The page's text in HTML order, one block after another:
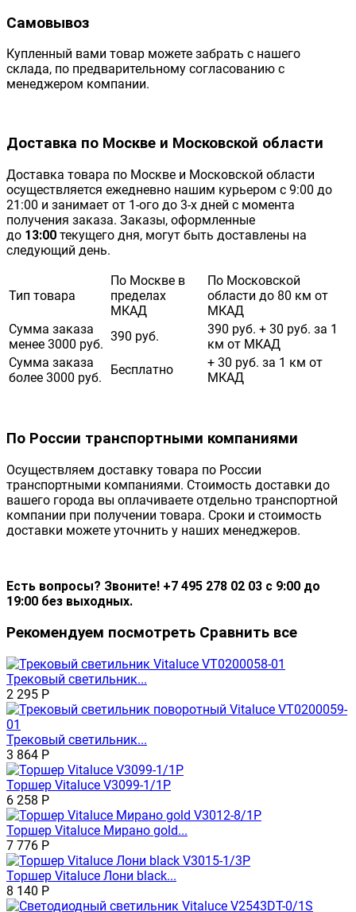
Самовывоз
Купленный вами товар можете забрать с нашего
склада, по предварительному согласованию с
менеджером компании.
Доставка по Москве и Московской области
Доставка товара по Москве и Московской области
осуществляется ежедневно нашим курьером с 9:00 до
21:00 и занимает от 1-ого до 3-х дней с момента
получения заказа. Заказы, оформленные
до 13:00 текущего дня, могут быть доставлены на
следующий день.
Тип товара
По Москве в
пределах
МКАД
По Московской
области до 80 км от
МКАД
Сумма заказа
менее 3000 руб.
390 руб.
390 руб. + 30 руб. за 1
км от МКАД
Сумма заказа
более 3000 руб.
Бесплатно
+ 30 руб. за 1 км от
МКАД
По России транспортными компаниями
Осуществляем доставку товара по России
транспортными компаниями. Стоимость доставки до
вашего города вы оплачиваете отдельно транспортной
компании при получении товара. Сроки и стоимость
доставки можете уточнить у наших менеджеров.
Есть вопросы? Звоните! +7 495 278 02 03 с 9:00 до
19:00 без выходных.
Рекомендуем посмотреть Сравнить все
Трековый светильник...
2 295 Р
Трековый светильник...
3 864 Р
Торшер Vitaluce V3099-1/1P
6 258 Р
Торшер Vitaluce Мирано gold...
7 776 Р
Торшер Vitaluce Лони black...
8 140 Р